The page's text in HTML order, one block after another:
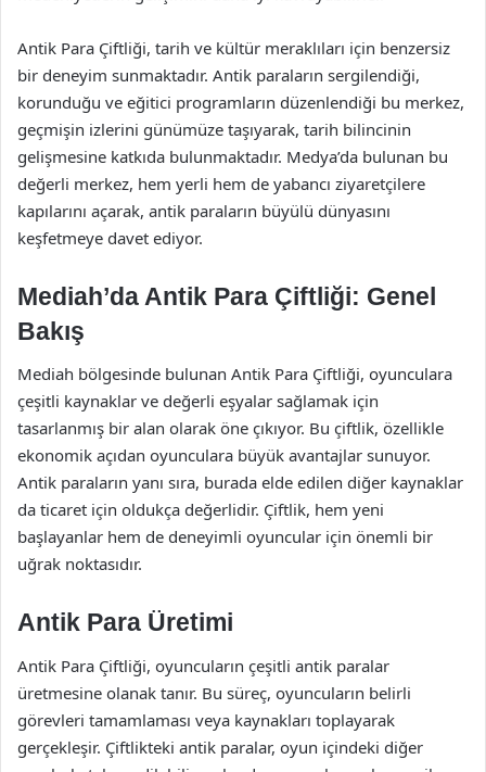
Antik Para Çiftliği, tarih ve kültür meraklıları için benzersiz
bir deneyim sunmaktadır. Antik paraların sergilendiği,
korunduğu ve eğitici programların düzenlendiği bu merkez,
geçmişin izlerini günümüze taşıyarak, tarih bilincinin
gelişmesine katkıda bulunmaktadır. Medya’da bulunan bu
değerli merkez, hem yerli hem de yabancı ziyaretçilere
kapılarını açarak, antik paraların büyülü dünyasını
keşfetmeye davet ediyor.
Mediah’da Antik Para Çiftliği: Genel
Bakış
Mediah bölgesinde bulunan Antik Para Çiftliği, oyunculara
çeşitli kaynaklar ve değerli eşyalar sağlamak için
tasarlanmış bir alan olarak öne çıkıyor. Bu çiftlik, özellikle
ekonomik açıdan oyunculara büyük avantajlar sunuyor.
Antik paraların yanı sıra, burada elde edilen diğer kaynaklar
da ticaret için oldukça değerlidir. Çiftlik, hem yeni
başlayanlar hem de deneyimli oyuncular için önemli bir
uğrak noktasıdır.
Antik Para Üretimi
Antik Para Çiftliği, oyuncuların çeşitli antik paralar
üretmesine olanak tanır. Bu süreç, oyuncuların belirli
görevleri tamamlaması veya kaynakları toplayarak
gerçekleşir. Çiftlikteki antik paralar, oyun içindeki diğer